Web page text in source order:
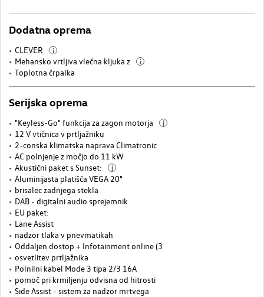
Dodatna oprema
CLEVER i
Mehansko vrtljiva vlečna kljuka z i
Toplotna črpalka
Serijska oprema
"Keyless-Go" funkcija za zagon motorja i
12 V vtičnica v prtljažniku
2-conska klimatska naprava Climatronic
AC polnjenje z močjo do 11 kW
Akustični paket s Sunset:
i
Aluminijasta platišča VEGA 20"
brisalec zadnjega stekla
DAB - digitalni audio sprejemnik
EU paket:
Lane Assist
nadzor tlaka v pnevmatikah
Oddaljen dostop + Infotainment online (3
osvetlitev prtljažnika
Polnilni kabel Mode 3 tipa 2/3 16A
pomoč pri krmiljenju odvisna od hitrosti
Side Assist - sistem za nadzor mrtvega